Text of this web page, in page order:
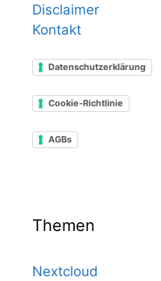
Disclaimer
Kontakt
Datenschutzerklärung
Cookie-Richtlinie
AGBs
Themen
Nextcloud